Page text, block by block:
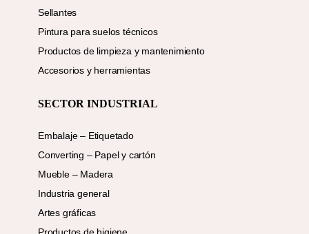
Sellantes
Pintura para suelos técnicos
Productos de limpieza y mantenimiento
Accesorios y herramientas
SECTOR INDUSTRIAL
Embalaje – Etiquetado
Converting – Papel y cartón
Mueble – Madera
Industria general
Artes gráficas